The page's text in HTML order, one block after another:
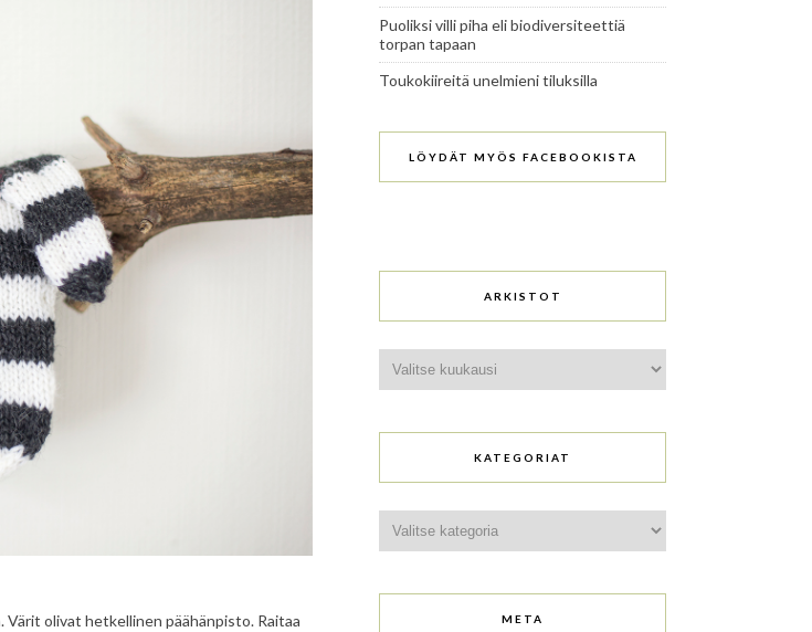
olivat hetkellinen päähänpisto. Raitaa
Puoliksi villi piha eli biodiversiteettiä
torpan tapaan
Toukokiireitä unelmieni tiluksilla
LÖYDÄT MYÖS FACEBOOKISTA
ARKISTOT
KATEGORIAT
META